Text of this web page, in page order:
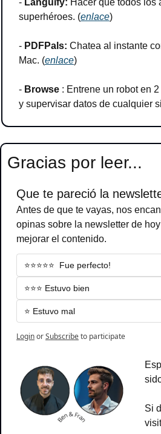
superhéroes. (enlace)
- PDFPals: Chatea al instante
Mac. (enlace)
- Browse : Entrene un robot en
y supervisar datos de cualquier
Gracias por leer...
Que te pareció la
Antes de que te vayas, nos
opinas sobre la newsletter de
mejorar el contenido.
⭐️⭐️⭐️⭐️⭐️  Fue perfecto!
⭐️⭐️⭐️ Estuvo bien
⭐️ Estuvo mal
LoginorSubscribeto participate
Si